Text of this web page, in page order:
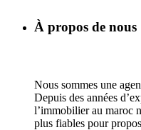
À propos de nous
Nous sommes une
Depuis des années
l’immobilier au maroc
plus fiables pour